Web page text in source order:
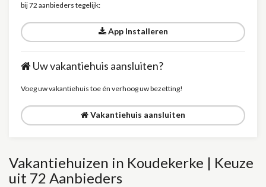
bij 72 aanbieders tegelijk:
App Installeren
Uw vakantiehuis aansluiten?
Voeg uw vakantiehuis toe én verhoog uw bezetting!
Vakantiehuis aansluiten
Vakantiehuizen in Koudekerke | Keuze
uit 72 Aanbieders